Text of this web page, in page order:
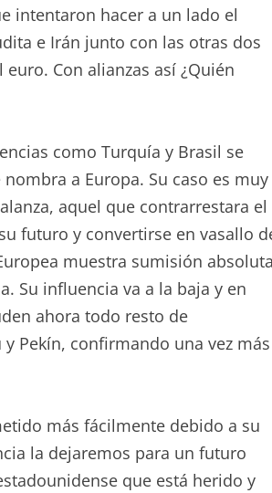
intentaron hacer a un lado el
e Irán junto con las otras dos
Con alianzas así ¿Quién
como Turquía y Brasil se
a Europa. Su caso es muy
aquel que contrarrestara el
futuro y convertirse en vasallo
muestra sumisión
Su influencia va a la baja y en
ahora todo resto de
Pekín, confirmando una vez más
más fácilmente debido a su
la dejaremos para un futuro
que está herido y